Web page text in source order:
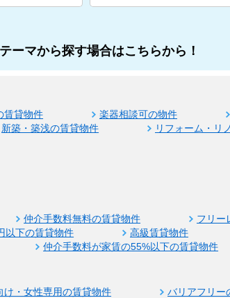
ーマから探す場合はこちらから！
賃貸物件 楽器相談可の物件
新築・築浅の賃貸物件 リフォーム・リ
仲介手数料無料の賃貸物件
フリー
以下の賃貸物件
高級賃貸物件
仲介手数料が家賃の55%以下の賃貸物件
け・女性専用の賃貸物件
バリアフリー